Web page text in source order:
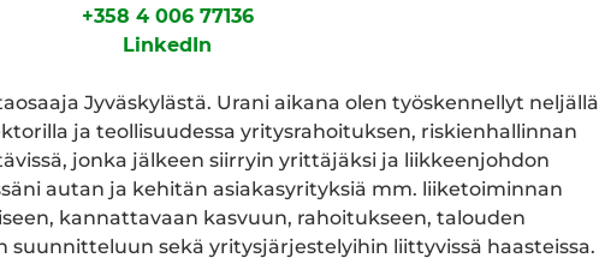
+358 4 006 77136
LinkedIn
Jyväskylästä. Urani aikana olen työskennellyt neljällä
ja teollisuudessa yritysrahoituksen, riskienhallinnan
jonka jälkeen siirryin yrittäjäksi ja liikkeenjohdon
autan ja kehitän asiakasyrityksiä mm. liiketoiminnan
kannattavaan kasvuun, rahoitukseen, talouden
suunnitteluun sekä yritysjärjestelyihin liittyvissä haasteissa.